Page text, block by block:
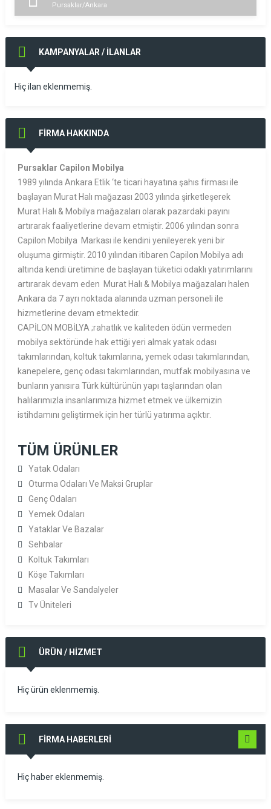
Pursaklar/Ankara
KAMPANYALAR / İLANLAR
Hiç ilan eklenmemiş.
FİRMA HAKKINDA
Pursaklar Capilon Mobilya
1989 yılında Ankara Etlik ‘te ticari hayatına şahıs firması ile
başlayan Murat Halı mağazası 2003 yılında şirketleşerek
Murat Halı & Mobilya mağazaları olarak pazardaki payını
artırarak faaliyetlerine devam etmiştir. 2006 yılından sonra
Capilon Mobilya Markası ile kendini yenileyerek yeni bir
oluşuma girmiştir. 2010 yılından itibaren Capilon Mobilya adı
altında kendi üretimine de başlayan tüketici odaklı yatırımlarını
artırarak devam eden Murat Halı & Mobilya mağazaları halen
Ankara da 7 ayrı noktada alanında uzman personeli ile
hizmetlerine devam etmektedir.
CAPİLON MOBİLYA ;rahatlık ve kaliteden ödün vermeden
mobilya sektöründe hak ettiği yeri almak yatak odası
takımlarından, koltuk takımlarına, yemek odası takımlarından,
kanepelere, genç odası takımlarından, mutfak mobilyasına ve
bunların yanısıra Türk kültürünün yapı taşlarından olan
halılarımızla insanlarımıza hizmet etmek ve ülkemizin
istihdamını geliştirmek için her türlü yatırıma açıktır.
TÜM ÜRÜNLER
Yatak Odaları
Oturma Odaları Ve Maksi Gruplar
Genç Odaları
Yemek Odaları
Yataklar Ve Bazalar
Sehbalar
Koltuk Takımları
Köşe Takımları
Masalar Ve Sandalyeler
Tv Üniteleri
ÜRÜN / HİZMET
Hiç ürün eklenmemiş.
FİRMA HABERLERİ
GÖR
Hiç haber eklenmemiş.